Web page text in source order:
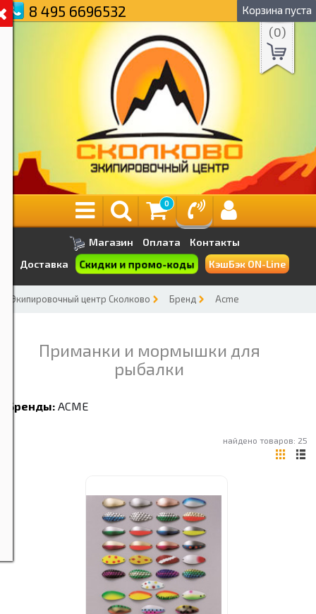
8 495 6696532 Корзина пуста
(0)
0
Магазин Оплата
Контакты
Доставка
Скидки и промо-коды КэшБэк ON-Line
Экипировочный центр Сколково Бренд Acme
Приманки и мормышки для
рыбалки
Бренды: ACME
найдено товаров: 25